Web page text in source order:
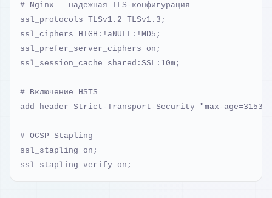
# Nginx — надёжная TLS-конфигурация
ssl_protocols TLSv1.2 TLSv1.3;
ssl_ciphers HIGH:!aNULL:!MD5;
ssl_prefer_server_ciphers on;
ssl_session_cache shared:SSL:10m;
# Включение HSTS
add_header Strict-Transport-Security "max-
# OCSP Stapling
ssl_stapling on;
ssl_stapling_verify on;